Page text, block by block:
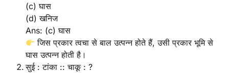
(c) घास
(d) खनिज
Ans: (c) घास
जिस प्रकार त्वचा से बाल उत्पन्न होते हैं, उसी प्रकार भूमि से
घास उत्पन्न होती है।
सुई : टांका :: चाकू : ?